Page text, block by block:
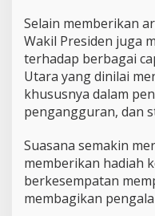
Selain memberikan
Wakil Presiden juga
terhadap berbagai
Utara yang dinilai
khususnya dalam
pengangguran, dan
Suasana semakin
memberikan hadiah
berkesempatan
membagikan